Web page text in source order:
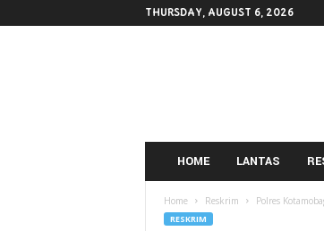
THURSDAY, AUGUST 6, 2026
HOME LANTAS
Home Reskrim Polres
RESKRIM